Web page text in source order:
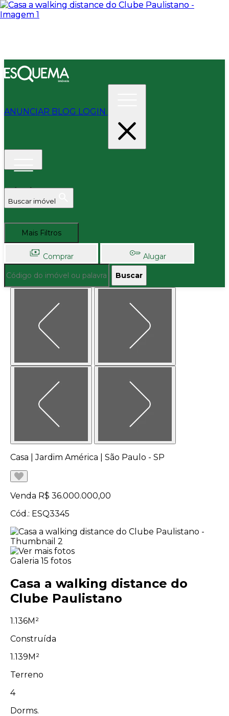
ANUNCIAR BLOG LOGIN
Buscar imóvel
Mais Filtros
Comprar Alugar
Buscar
Casa | Jardim América | São Paulo - SP
Venda R$ 36.000.000,00
Cód.: ESQ3345
Galeria 15 fotos
Casa a walking distance do
Clube Paulistano
1.136M²
Construída
1.139M²
Terreno
4
Dorms.